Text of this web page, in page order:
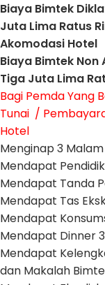
Biaya Bimtek
Juta Lima Ratus
Akomodasi Hotel
Biaya Bimtek Non
Tiga Juta Lima
Bagi Pemda Yang
Tunai /
Hotel
Menginap 3
Mendapat
Mendapat Tanda
Mendapat Tas
Mendapat
Mendapat Dinner
Mendapat
dan Makalah